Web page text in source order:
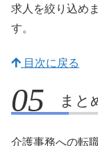
求人を絞り込め
す。
目次に戻る
まと
介護事務への転